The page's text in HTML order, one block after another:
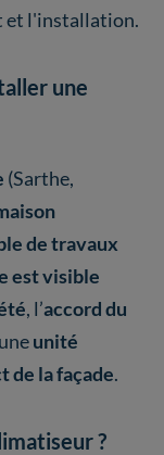
et l'installation.
une
(Sarthe,
de travaux
est visible
, l’accord du
unité
de la façade.
?